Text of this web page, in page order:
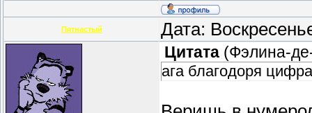
Пятнастый Дата:
Цитата (Фэлина-
ага благодоря